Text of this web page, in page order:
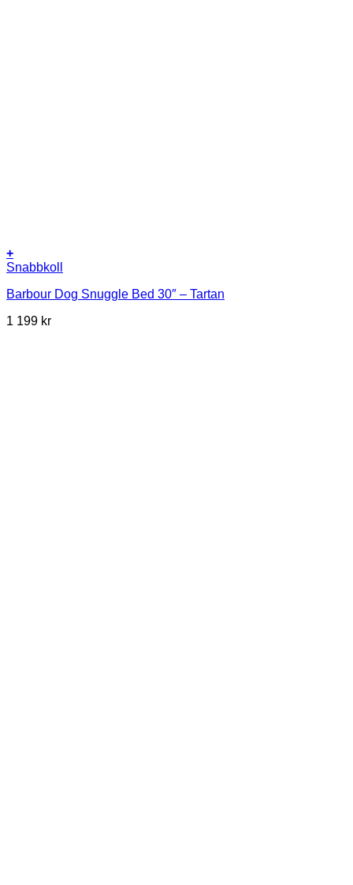
+
Snabbkoll
Barbour Dog Snuggle Bed 30″ – Tartan
1 199 kr